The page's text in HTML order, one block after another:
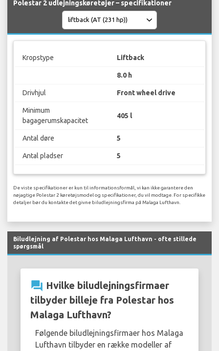
Polestar 2 udlejningskøretøjer – specifikationer
Kropstype Liftback
8.0 h
Drivhjul Front wheel drive
Minimum
bagagerumskapacitet
405 l
Antal døre 5
Antal pladser 5
De viste specifikationer er kun til informationsformål, vi kan ikke garantere den
nøjagtige Polestar 2 køretøjsmodel og specifikationer, du vil modtage. For specifikke
detaljer bør du kontakte det givne biludlejningsfirma på Malaga Lufthavn.
Biludlejning af Polestar hos Malaga Lufthavn - ofte stillede
spørgsmål
question_answer Hvilke biludlejningsfirmaer
tilbyder billeje fra Polestar hos
Malaga Lufthavn?
Følgende biludlejningsfirmaer hos Malaga
Lufthavn tilbyder en række modeller af